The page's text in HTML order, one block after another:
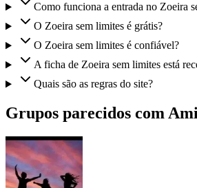
Como funciona a entrada no Zoeira
O Zoeira sem limites é grátis?
O Zoeira sem limites é confiável?
A ficha de Zoeira sem limites está
Quais são as regras do site?
Grupos parecidos com